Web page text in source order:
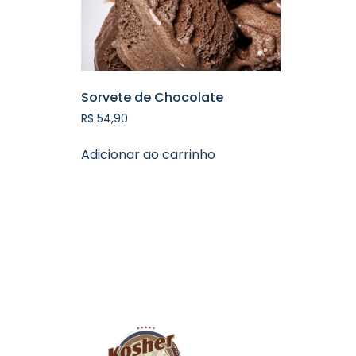
Sorvete de Chocolate
R$ 54,90
Adicionar ao carrinho